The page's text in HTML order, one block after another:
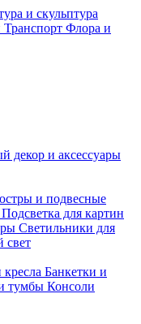
и скульптура
Транспорт Флора и
декор и аксессуары
и подвесные
Подсветка для картин
Светильники для
свет
Банкетки и
тумбы Консоли